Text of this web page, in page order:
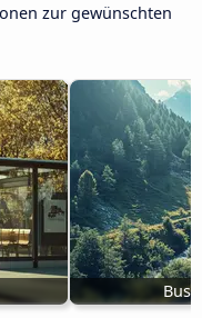
zur gewünschten
Bus